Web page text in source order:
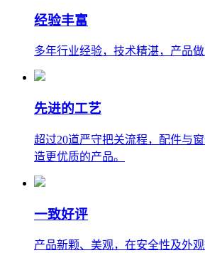
经验丰富
多年行业经验，技术精湛，产品做
先进的工艺
超过20道严守把关流程，配件与
造更优质的产品。
一致好评
产品新颗、美观，在安全性及外